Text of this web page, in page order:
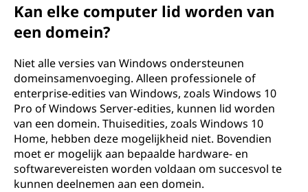
Kan elke computer lid worden van
een domein?
Niet alle versies van Windows ondersteunen
domeinsamenvoeging. Alleen professionele of
enterprise-edities van Windows, zoals Windows 10
Pro of Windows Server-edities, kunnen lid worden
van een domein. Thuisedities, zoals Windows 10
Home, hebben deze mogelijkheid niet. Bovendien
moet er mogelijk aan bepaalde hardware- en
softwarevereisten worden voldaan om succesvol te
kunnen deelnemen aan een domein.